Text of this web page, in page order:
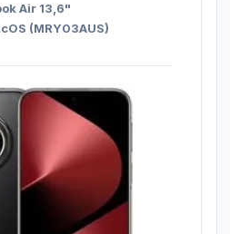
Air 13,6"
(MRY03AUS)